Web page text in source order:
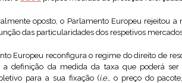
oposto, o Parlamento Europeu rejeitou a
das particularidades dos respetivos
Europeu reconfigura o regime do direito de
a definição da medida da taxa que poderá
para a sua fixação (i.e., o preço do